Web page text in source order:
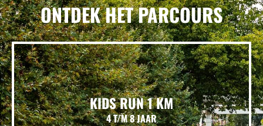
ONTDEK HET PARCOURS
KIDS RUN 1 KM
4 T/M 8 JAAR